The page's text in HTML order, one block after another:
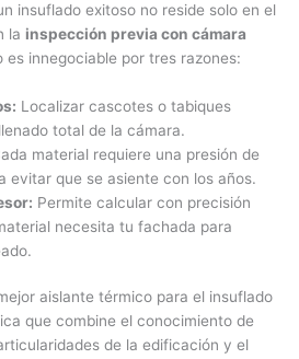
insuflado exitoso no reside solo en el
la inspección previa con cámara
es innegociable por tres razones:
Localizar cascotes o tabiques
total de la cámara.
material requiere una presión de
evitar que se asiente con los años.
Permite calcular con precisión
necesita tu fachada para
aislante térmico para el insuflado
que combine el conocimiento de
de la edificación y el